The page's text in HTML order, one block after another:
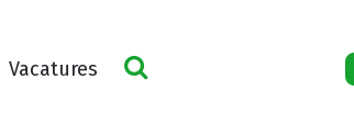
Vacatures